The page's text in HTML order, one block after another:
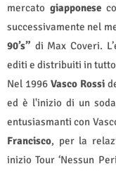
mercato giapponese
successivamente nel
90’s” di Max Coveri.
editi e distribuiti in
Nel 1996Vasco Rossi
ed è l'inizio di un
entusiasmanti con
Francisco, per la
inizio Tour ‘Nessun